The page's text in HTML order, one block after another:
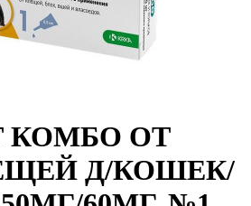
КОМБО ОТ
Д/КОШЕК/